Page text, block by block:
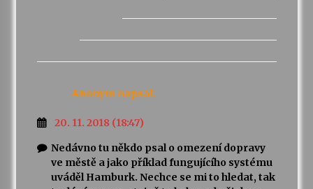
Anonym napsal:
20. 11. 2018 (18:47)
Nedávno tu někdo psal o omezení dopravy
ve městě a jako příklad fungujícího systému
uváděl Hamburk. Nechce se mi to hledat, tak